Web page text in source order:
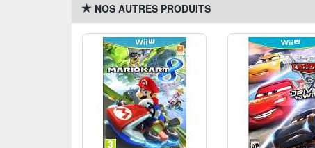
NOS AUTRES PRODUITS